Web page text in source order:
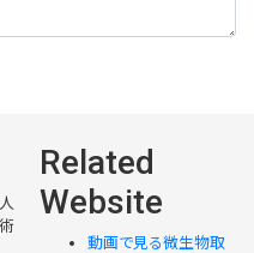
Related
Website
動画で見る微生物取